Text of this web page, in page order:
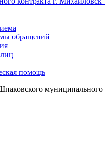
обращений
помощь
муниципального